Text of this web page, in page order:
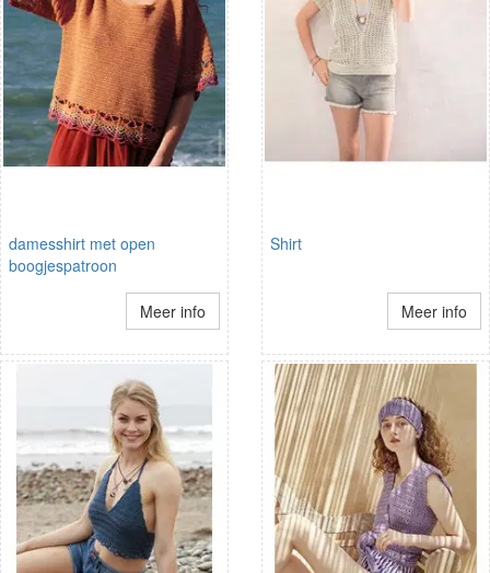
damesshirt met open
boogjespatroon
Meer info
Shirt
Meer info